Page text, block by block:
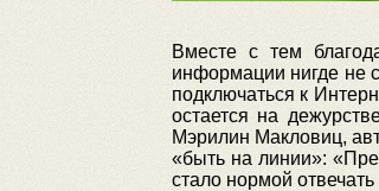
Вместе с тем
информации нигде не
подключаться к
остается на
Мэрилин Макловиц,
«быть на линии»:
стало нормой